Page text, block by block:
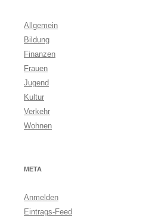
Allgemein
Bildung
Finanzen
Frauen
Jugend
Kultur
Verkehr
Wohnen
META
Anmelden
Eintrags-Feed